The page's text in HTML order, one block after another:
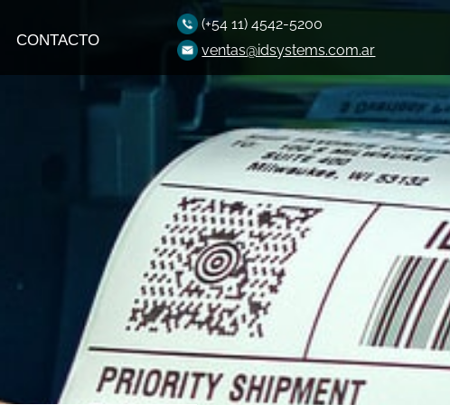
CONTACTO
(+54 11) 4542-5200
ventas@idsystems.com.ar